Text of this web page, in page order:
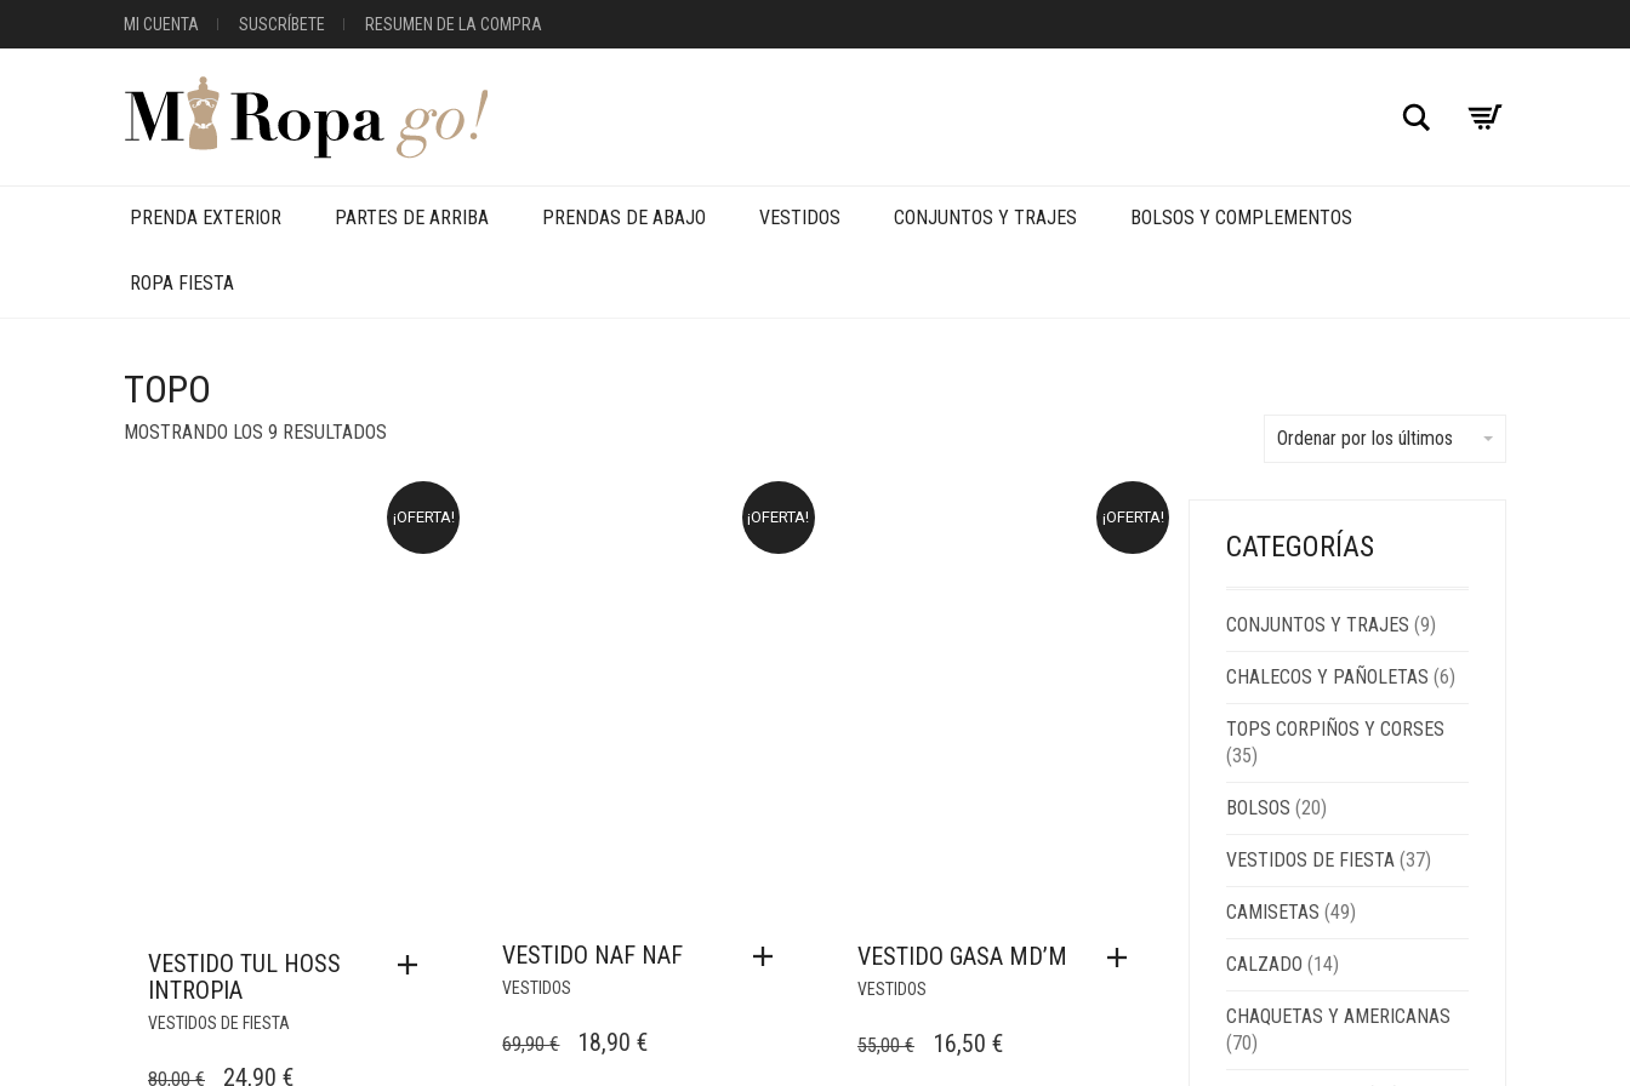
MI CUENTA SUSCRÍBETE RESUMEN DE LA COMPRA
Buscar
PRENDA EXTERIOR PARTES DE ARRIBA PRENDAS DE ABAJO VESTIDOS CONJUNTOS Y TRAJES BOLSOS Y COMPLEMENTOS
ROPA FIESTA
TOPO
MOSTRANDO LOS 9 RESULTADOS Ordenar por los últimos
¡OFERTA!
VESTIDO TUL HOSS
INTROPIA
VESTIDOS DE FIESTA
80,00€
EL
24,90 €EL
¡OFERTA!
VESTIDO NAF NAF
VESTIDOS
69,90€
EL
18,90€EL
¡OFERTA!
VESTIDO GASA MD’M
VESTIDOS
55,00€
EL
16,50 €EL
CATEGORÍAS
CONJUNTOS Y TRAJES (9)
CHALECOS Y PAÑOLETAS (6)
TOPS CORPIÑOS Y CORSES
(35)
BOLSOS (20)
VESTIDOS DE FIESTA (37)
CAMISETAS (49)
CALZADO (14)
CHAQUETAS Y AMERICANAS
(70)